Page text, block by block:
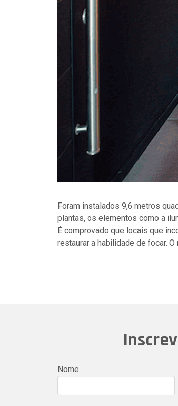
Foram instalados 9,6 metros
plantas, os elementos como a
É comprovado que locais que
restaurar a habilidade de focar.
Nome